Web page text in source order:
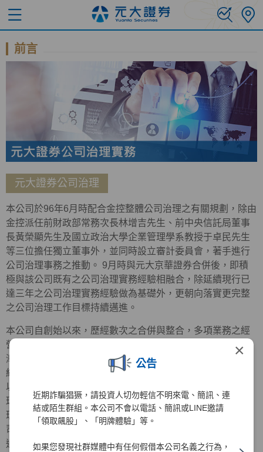
×
公告
近期詐騙猖獗，請投資人切勿輕信不明來電、簡訊、連
結或陌生群組。本公司不會以電話、簡訊或LINE邀請
「領取飆股」、「明牌體驗」等。
如果您發現社群媒體中有任何假借本公司名義之行為，
前言
元大證券公司治理
本公司於96年6月時配合金控整體公司治理之有關規劃，除由
金控派任前財政部常務次長林增吉先生、前中央信託局董事
長黃榮顯先生及國立政治大學企業管理學系教授于卓民先生
等三位擔任獨立董事外，並同時設立審計委員會，著手進行
公司治理事務之推動。 9月時與元大京華證券合併後，即積
極與該公司既有之公司治理實務經驗相融合，除延續現行已
達三年之公司治理實務經驗做為基礎外，更朝向落實更完整
之公司治理工作目標持續邁進。
本公司自創始以來，歷經數次之合併與整合，多項業務之經
營績效均居同業之冠，隨著組織日益壯大，經營管理事務日
漸繁重，原有之經營治理方式實已不符需求，為提昇公司的
經營效率，強化企業競爭力，增加與股東間之溝通與連繫，
以期能躋身於國際級金融集團之林。 值此公司治理已成為全
球經營管理要項時，強化董監事之功能並積極推行「公司治
理」，實已為首要之務，本公司為之配合主管機關推動「公
司治理實務」之政策，業經93年3月29日股東臨時會之決議
通過全面改選董監事，同時選任政治大學司徒達賢教授及前